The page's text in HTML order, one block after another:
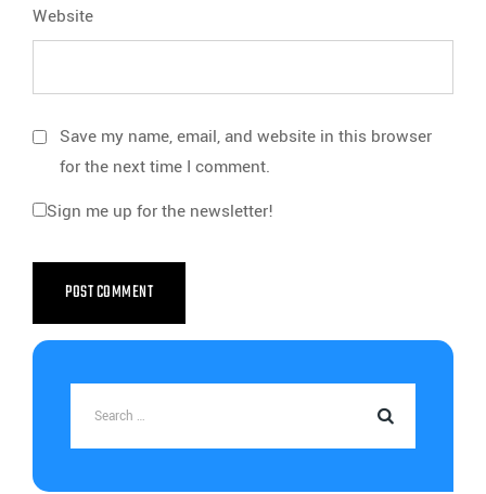
Website
Save my name, email, and website in this browser
for the next time I comment.
Sign me up for the newsletter!